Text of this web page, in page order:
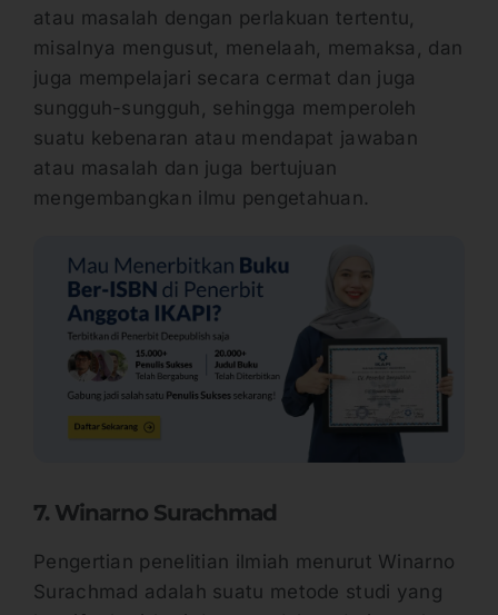
atau masalah dengan perlakuan tertentu,
misalnya mengusut, menelaah, memaksa, dan
juga mempelajari secara cermat dan juga
sungguh-sungguh, sehingga memperoleh
suatu kebenaran atau mendapat jawaban
atau masalah dan juga bertujuan
mengembangkan ilmu pengetahuan.
7. Winarno Surachmad
Pengertian penelitian ilmiah menurut Winarno
Surachmad adalah suatu metode studi yang